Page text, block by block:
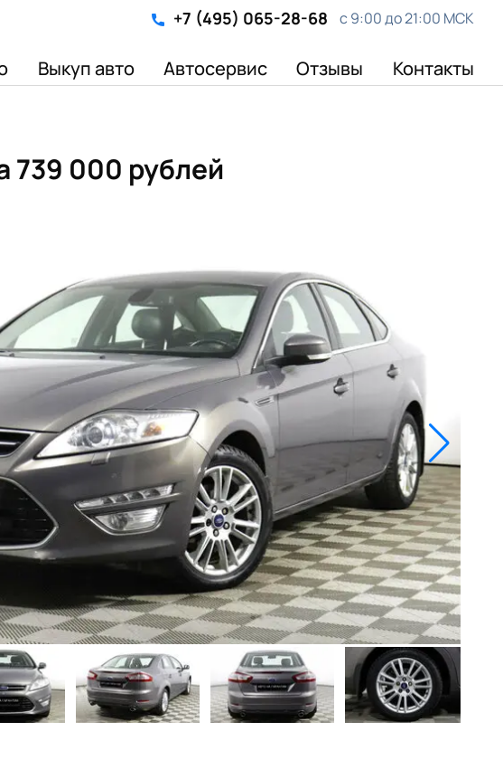
+7 (495) 065-28-68 с 9:00 до 21:00 МСК
Выкуп авто Автосервис Отзывы Контакты
739 000 рублей